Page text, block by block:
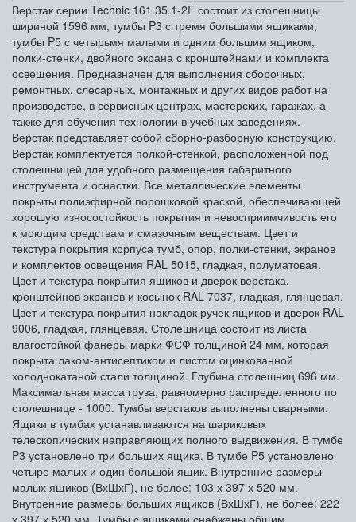
Верстак серии Technic 161.35.1-2F состоит из столешницы
шириной 1596 мм, тумбы P3 с тремя большими ящиками,
тумбы P5 с четырьмя малыми и одним большим ящиком,
полки-стенки, двойного экрана с кронштейнами и комплекта
освещения. Предназначен для выполнения сборочных,
ремонтных, слесарных, монтажных и других видов работ на
производстве, в сервисных центрах, мастерских, гаражах, а
также для обучения технологии в учебных заведениях.
Верстак представляет собой сборно-разборную конструкцию.
Верстак комплектуется полкой-стенкой, расположенной под
столешницей для удобного размещения габаритного
инструмента и оснастки. Все металлические элементы
покрыты полиэфирной порошковой краской, обеспечивающей
хорошую износостойкость покрытия и невосприимчивость его
к моющим средствам и смазочным веществам. Цвет и
текстура покрытия корпуса тумб, опор, полки-стенки, экранов
и комплектов освещения RAL 5015, гладкая, полуматовая.
Цвет и текстура покрытия ящиков и дверок верстака,
кронштейнов экранов и косынок RAL 7037, гладкая, глянцевая.
Цвет и текстура покрытия накладок ручек ящиков и дверок RAL
9006, гладкая, глянцевая. Столешница состоит из листа
влагостойкой фанеры марки ФСФ толщиной 24 мм, которая
покрыта лаком-антисептиком и листом оцинкованной
холоднокатаной стали толщиной. Глубина столешниц 696 мм.
Максимальная масса груза, равномерно распределенного по
столешнице - 1000. Тумбы верстаков выполнены сварными.
Ящики в тумбах устанавливаются на шариковых
телескопических направляющих полного выдвижения. В тумбе
P3 установлено три больших ящика. В тумбе P5 установлено
четыре малых и один большой ящик. Внутренние размеры
малых ящиков (ВхШхГ), не более: 103 х 397 х 520 мм.
Внутренние размеры больших ящиков (ВхШхГ), не более: 222
х 397 х 520 мм. Тумбы с ящиками снабжены общим